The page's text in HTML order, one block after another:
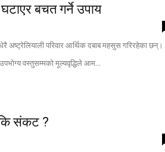
बचत गर्ने उपाय
अष्ट्रेलियाली परिवार आर्थिक दबाब महसुस गरिरहेका छन्।
वस्तुसम्मको मूल्यवृद्धिले आम...
संकट ?